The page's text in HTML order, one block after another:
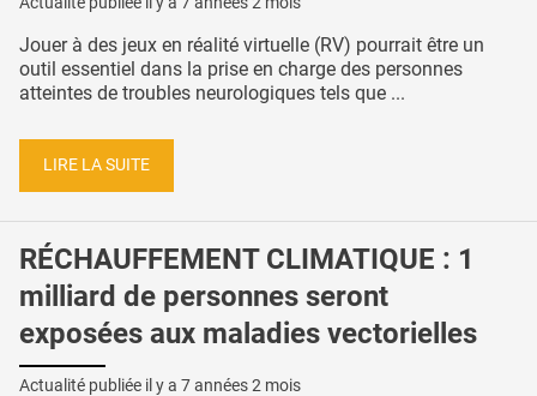
Jouer à des jeux en réalité virtuelle (RV) pourrait être un
outil essentiel dans la prise en charge des personnes
atteintes de troubles neurologiques tels que ...
LIRE LA SUITE
RÉCHAUFFEMENT CLIMATIQUE : 1
milliard de personnes seront
exposées aux maladies vectorielles
Actualité publiée il y a 7 années 2 mois